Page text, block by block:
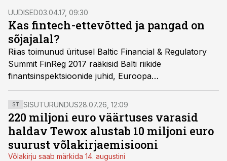
esimese miljoni kasutajani jõudmise puhul. Eesti
president viibis visiidil Portugali presidendi Marcelo
Rebelo de Sousa kutsel, et tunnustada kahe riigi
koostööd.
UUDISED03.04.17, 09:30
Kas fintech-ettevõtted ja pangad on
sõjajalal?
Riias toimunud üritusel Baltic Financial & Regulatory
Summit FinReg 2017 rääkisid Balti riikide
finantsinspektsioonide juhid, Euroopa
Pangandusföderatsiooni ja Euroopa Komisjoni
esindajad, fintech-ettevõtete ja pankade juhid,
investorid, advokaadid ning paljud teised esinejad
teemadel, mis kõik ühel või teisel viisil puudutasid
finantsregulatsioone ja -järelevalvet ning fintech-
ettevõtete ja pankade suhteid.
ST SISUTURUNDUS28.07.26, 12:09
220 miljoni euro väärtuses varasid
haldav Tewox alustab 10 miljoni euro
suurust võlakirjaemisiooni
Võlakirju saab märkida 14. augustini